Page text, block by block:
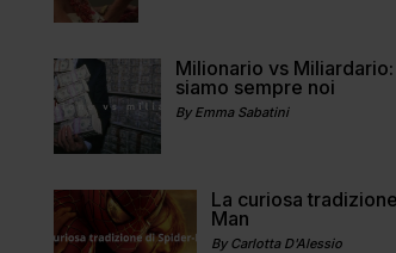
Milionario vs
siamo sempre noi
By Emma Sabatini
La curiosa
Man
By Carlotta D'Alessio